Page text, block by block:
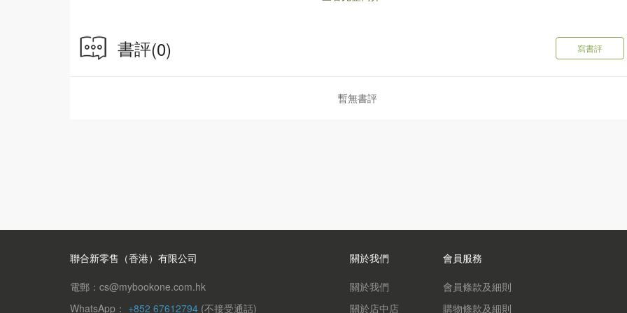
書評(0) 寫書評
暫無書評
聯合新零售（香港）有限公司
電郵：cs@mybookone.com.hk
WhatsApp： +852 67612794 (不接受通話)
關於我們
關於我們
關於店中店
會員服務
會員條款及細則
購物條款及細則